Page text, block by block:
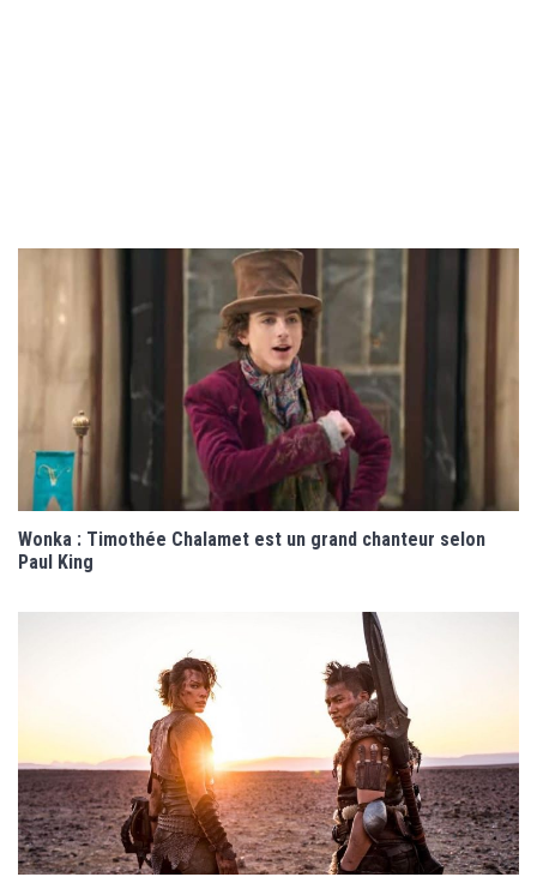
Wonka : Timothée Chalamet est un grand chanteur selon
Paul King